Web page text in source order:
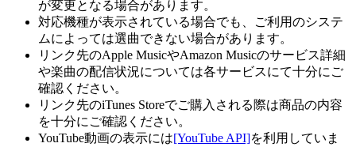
が変更となる場合があります。
対応機種が表示されている場合でも、ご利用のシステ
ムによっては選曲できない場合があります。
リンク先のApple MusicやAmazon Musicのサービス詳細
や楽曲の配信状況については各サービスにて十分にご
確認ください。
リンク先のiTunes Storeでご購入される際は商品の内容
を十分にご確認ください。
YouTube動画の表示には[YouTube API]を利用していま